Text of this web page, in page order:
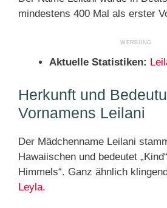
mindestens 400 Mal als erster
Aktuelle Statistiken:
Herkunft und
Vornamens Leilani
Der Mädchenname Leilani
Hawaiischen und bedeutet
Himmels“. Ganz ähnlich
Leyla.